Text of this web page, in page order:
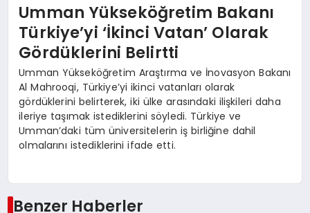
Umman Yükseköğretim Bakanı
Türkiye’yi ‘İkinci Vatan’ Olarak
Gördüklerini Belirtti
Umman Yükseköğretim Araştırma ve İnovasyon Bakanı
Al Mahrooqi, Türkiye’yi ikinci vatanları olarak
gördüklerini belirterek, iki ülke arasındaki ilişkileri daha
ileriye taşımak istediklerini söyledi. Türkiye ve
Umman’daki tüm üniversitelerin iş birliğine dahil
olmalarını istediklerini ifade etti.
Benzer Haberler